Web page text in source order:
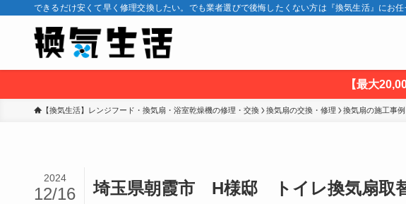
できるだけ安くて早く修理交換したい。でも業者選びで後悔したくない方は『換気生活』に
【最大
【換気生活】レンジフード・換気扇・浴室乾燥機の修理・交換 換気扇の交換・修理 換気扇の施工事例
埼玉県朝霞市 H様邸 トイレ換気扇取
2024
12/16